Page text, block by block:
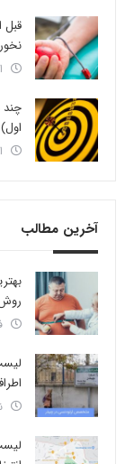
اول)
آخرین مطالب